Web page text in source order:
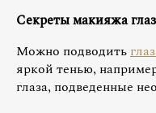
Секреты макияжа
Можно подводить
яркой тенью,
глаза, подведенные